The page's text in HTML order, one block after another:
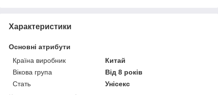
Характеристики
Основні атрибути
Країна виробник
Китай
Вікова група
Від 8 років
Стать
Унісекс